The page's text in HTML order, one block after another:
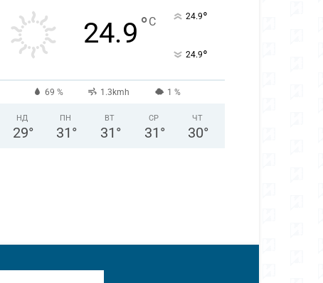
24.9 °C 24.9°
24.9°
69 % 1.3kmh 1 %
НД
29°
ПН
31 °
ВТ
31 °
СР
31 °
ЧТ
30°